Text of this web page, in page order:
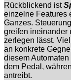
Rückblickend ist
einzelne Features
Ganzes.
greifen ineinander
zerlegen lässt.
an konkrete
diesem
dem Pedal,
antreibt.